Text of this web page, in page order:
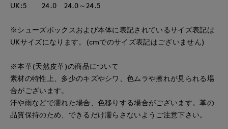
UK:5 24.0 24.0～24.5
※シューズボックスおよび本体に表記されているサイズ表記は
UKサイズになります。(cmでのサイズ表記はございません)
※本革(天然皮革)の商品について
素材の特性上、多少のキズやシワ、色ムラや擦れが見られる場
合がございます。
汗や雨などで濡れた場合、色移りする場合がございます。革の
品質保持のため、できるだけ濡らさないようご注意下さい。